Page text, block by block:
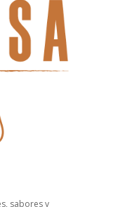
sabores y